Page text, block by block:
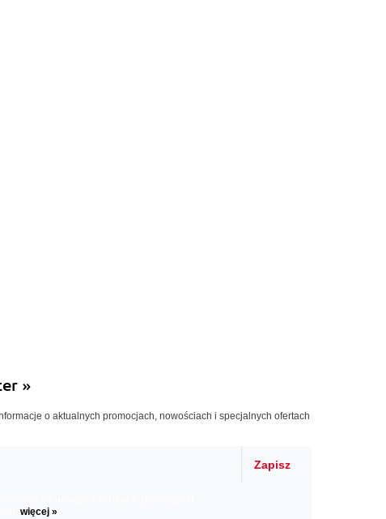
»
o aktualnych promocjach, nowościach i specjalnych ofertach
Zapisz
więcej »